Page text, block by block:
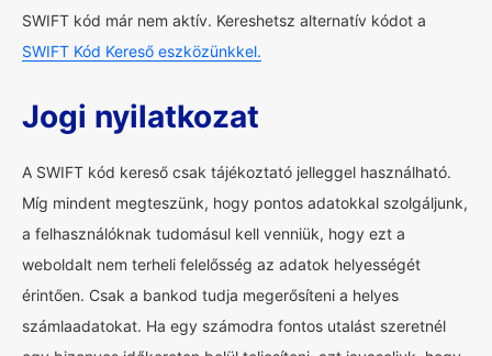
SWIFT kód már nem aktív. Kereshetsz alternatív kódot a
SWIFT Kód Kereső eszközünkkel.
Jogi nyilatkozat
A SWIFT kód kereső csak tájékoztató jelleggel használható.
Míg mindent megteszünk, hogy pontos adatokkal szolgáljunk,
a felhasználóknak tudomásul kell venniük, hogy ezt a
weboldalt nem terheli felelősség az adatok helyességét
érintően. Csak a bankod tudja megerősíteni a helyes
számlaadatokat. Ha egy számodra fontos utalást szeretnél